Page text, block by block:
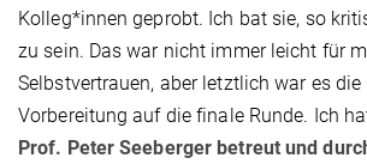
Kolleg*innen geprobt. Ich bat sie, so
zu sein. Das war nicht immer leicht für
Selbstvertrauen, aber letztlich war es die
Vorbereitung auf die finale Runde. Ich
Prof. Peter Seeberger betreut und